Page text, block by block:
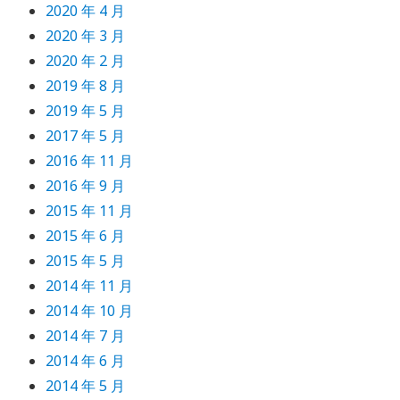
2020 年 4 月
2020 年 3 月
2020 年 2 月
2019 年 8 月
2019 年 5 月
2017 年 5 月
2016 年 11 月
2016 年 9 月
2015 年 11 月
2015 年 6 月
2015 年 5 月
2014 年 11 月
2014 年 10 月
2014 年 7 月
2014 年 6 月
2014 年 5 月